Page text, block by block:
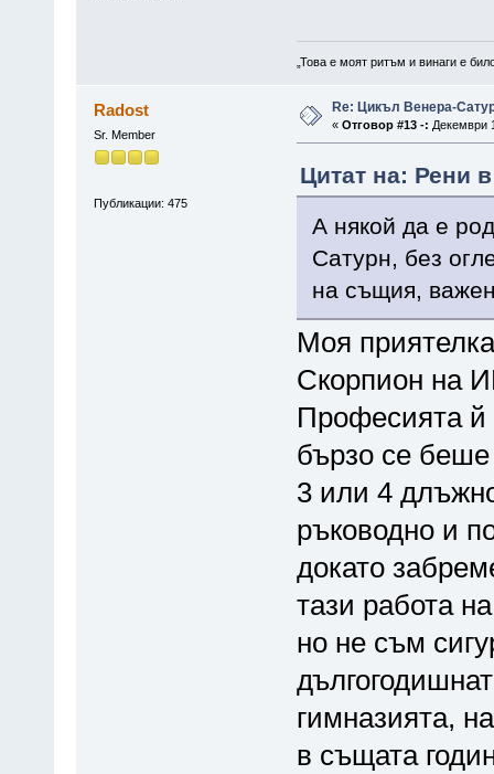
„Това е моят ритъм и винаги е
Radost
Sr. Member
Публикации: 475
Re: Цикъл Венера-
« Отговор #13 -: Декември
Цитат на: Рени
А някой да е
Сатурн, без
на същия,
Моя
Скорпион на
Професията й
бързо се
3 или 4
ръководно и
докато
тази работа
но не съм
гимназията,
в същата